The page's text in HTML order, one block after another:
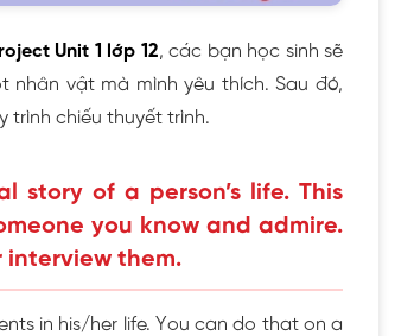
Unit 1 lớp 12, các bạn học sinh sẽ
vật mà mình yêu thích. Sau đó,
trình chiếu thuyết trình.
story of a person’s life. This
you know and admire.
interview them.
in his/her life. You can do that on a